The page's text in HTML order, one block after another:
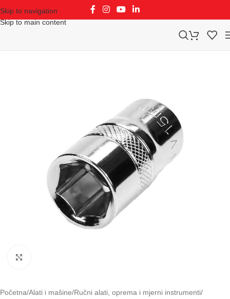
Skip to navigation
Skip to main content
Početna/Alati i mašine/Ručni alati, oprema i mjerni instrumenti/